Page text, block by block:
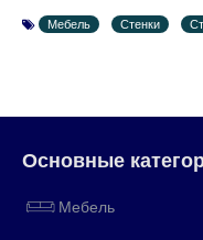
Мебель Стенки
Основные
Мебель